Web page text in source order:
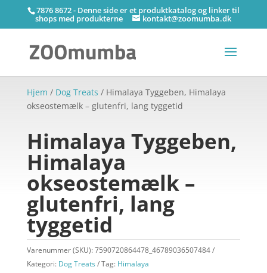
7876 8672 - Denne side er et produktkatalog og linker til
shops med produkterne kontakt@zoomumba.dk
Hjem / Dog Treats / Himalaya Tyggeben, Himalaya
okseostemælk – glutenfri, lang tyggetid
Himalaya Tyggeben,
Himalaya
okseostemælk –
glutenfri, lang
tyggetid
Varenummer (SKU):7590720864478_46789036507484
Kategori: Dog Treats Tag: Himalaya